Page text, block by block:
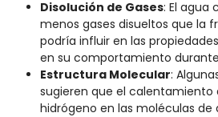
Disolución de Gases: El agua
menos gases disueltos que la
podría influir en las
en su comportamiento
Estructura Molecular:
sugieren que el calentamiento
hidrógeno en las moléculas